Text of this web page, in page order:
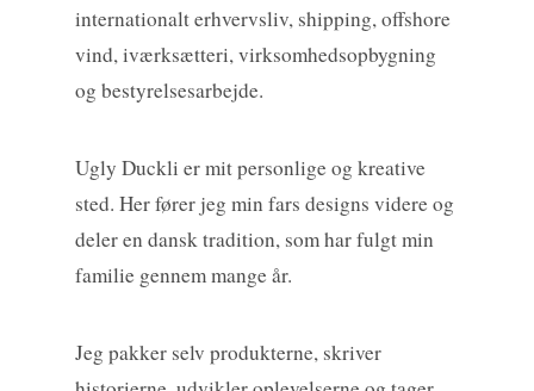
internationalt erhvervsliv, shipping, offshore
vind, iværksætteri, virksomhedsopbygning
og bestyrelsesarbejde.
Ugly Duckli er mit personlige og kreative
sted. Her fører jeg min fars designs videre og
deler en dansk tradition, som har fulgt min
familie gennem mange år.
Jeg pakker selv produkterne, skriver